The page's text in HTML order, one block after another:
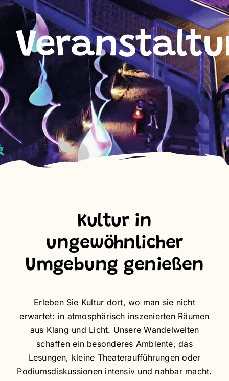
Kultur in
ungewöhnlicher
Umgebung genießen
Erleben Sie Kultur dort, wo man sie nicht
erwartet: in atmosphärisch inszenierten Räumen
aus Klang und Licht. Unsere Wandelwelten
schaffen ein besonderes Ambiente, das
Lesungen, kleine Theateraufführungen oder
Podiumsdiskussionen intensiv und nahbar macht.